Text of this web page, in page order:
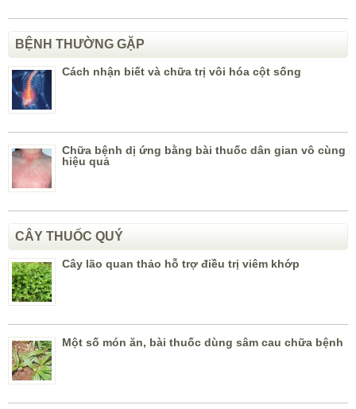
BỆNH THƯỜNG GẶP
Cách nhận biết và chữa trị vôi hóa cột sống
Chữa bệnh dị ứng bằng bài thuốc dân gian vô cùng
hiệu quả
CÂY THUỐC QUÝ
Cây lão quan thảo hỗ trợ điều trị viêm khớp
Một số món ăn, bài thuốc dùng sâm cau chữa bệnh